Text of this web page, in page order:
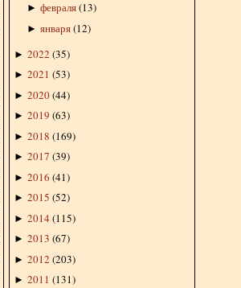
► февраля(13)
► января(12)
► 2022 (35)
► 2021 (53)
► 2020(44)
► 2019 (63)
► 2018 (169)
► 2017 (39)
► 2016 (41)
► 2015 (52)
► 2014 (115)
► 2013 (67)
► 2012 (203)
► 2011 (131)